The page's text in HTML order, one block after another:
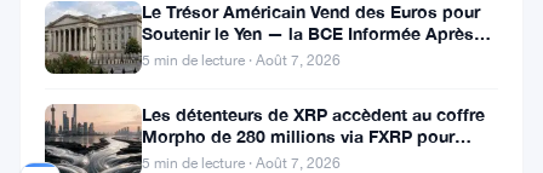
Suivre sur Google News
Le Trésor Américain Vend des Euros pour
Soutenir le Yen — la BCE Informée Après
Coup
5 min de lecture · Août 7, 2026
Les détenteurs de XRP accèdent au coffre
Morpho de 280 millions via FXRP pour
emprunter des RLUSD
5 min de lecture · Août 7, 2026